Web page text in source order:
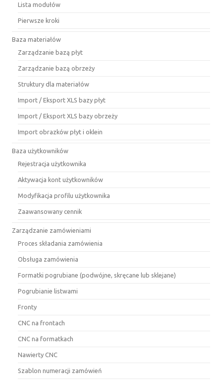
Lista modułów
Pierwsze kroki
Baza materiałów
Zarządzanie bazą płyt
Zarządzanie bazą obrzeży
Struktury dla materiałów
Import / Eksport XLS bazy płyt
Import / Eksport XLS bazy obrzeży
Import obrazków płyt i oklein
Baza użytkowników
Rejestracja użytkownika
Aktywacja kont użytkowników
Modyfikacja profilu użytkownika
Zaawansowany cennik
Zarządzanie zamówieniami
Proces składania zamówienia
Obsługa zamówienia
Formatki pogrubiane (podwójne, skręcane lub sklejane)
Pogrubianie listwami
Fronty
CNC na frontach
CNC na formatkach
Nawierty CNC
Szablon numeracji zamówień